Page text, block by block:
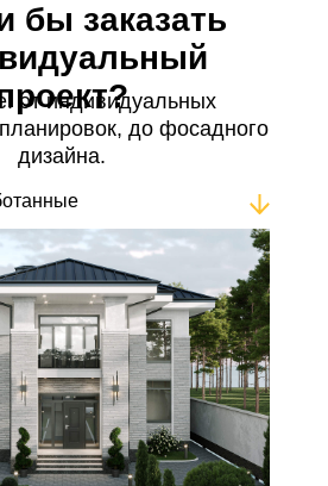
бы заказать
от индивидуальных
до фосадного
дизайна.